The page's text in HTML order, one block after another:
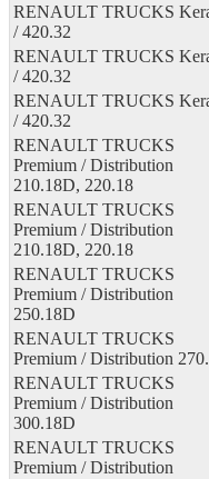
RENAULT TRUCKS
/ 420.32
RENAULT TRUCKS
/ 420.32
RENAULT TRUCKS
/ 420.32
RENAULT TRUCKS
Premium / Distribution
210.18D, 220.18
RENAULT TRUCKS
Premium / Distribution
210.18D, 220.18
RENAULT TRUCKS
Premium / Distribution
250.18D
RENAULT TRUCKS
Premium / Distribution
RENAULT TRUCKS
Premium / Distribution
300.18D
RENAULT TRUCKS
Premium / Distribution